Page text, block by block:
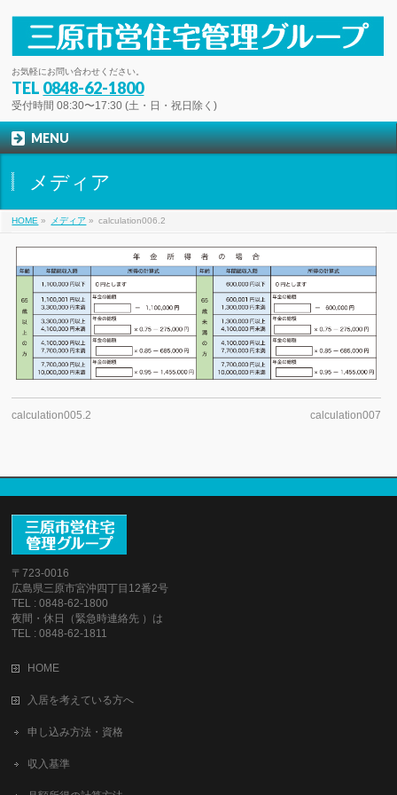
お気軽にお問い合わせください。
TEL 0848-62-1800
受付時間 08:30〜17:30 (土・日・祝日除く)
MENU
メディア
HOME » メディア » calculation006.2
calculation005.2 calculation007
〒723-0016
広島県三原市宮沖四丁目12番2号
TEL : 0848-62-1800
夜間・休日（緊急時連絡先 ）は
TEL : 0848-62-1811
HOME
入居を考えている方へ
申し込み方法・資格
収入基準